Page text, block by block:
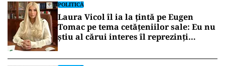
POLITICĂ
Laura Vicol îl ia la țintă pe Eugen
Tomac pe tema cetățeniilor sale: Eu nu
știu al cărui interes îl reprezinți